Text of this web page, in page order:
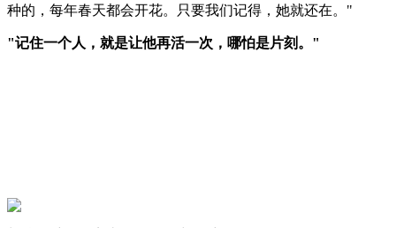
种的，每年春天都会开花。只要我们记得，她就还在。"
"记住一个人，就是让他再活一次，哪怕是片刻。"